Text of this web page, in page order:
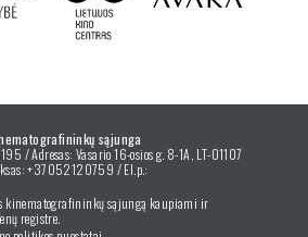
sąjunga
/ Adresas: Vasario 16-osios g. 8-1A, LT-01107
+37052120759 / El.p.:
kinematografininkų sąjungą kaupiami ir
registre.